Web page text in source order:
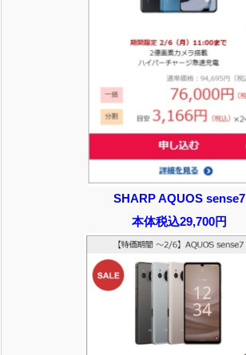
SHARP AQUOS sense7
本体税込29,700円